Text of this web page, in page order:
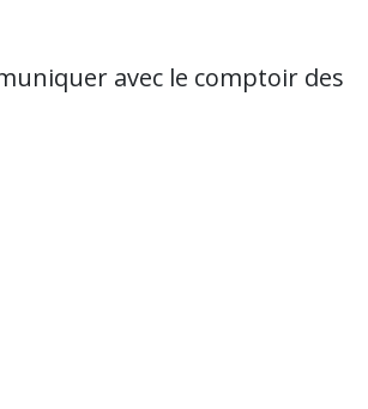
avec le comptoir des